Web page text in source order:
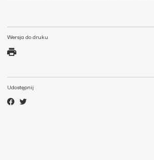
Wersja do druku
Udostępnij